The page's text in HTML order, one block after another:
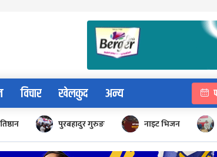
विचार खेलकुद अन्य
पुरबहादुर गुरुङ नाइट भिजन